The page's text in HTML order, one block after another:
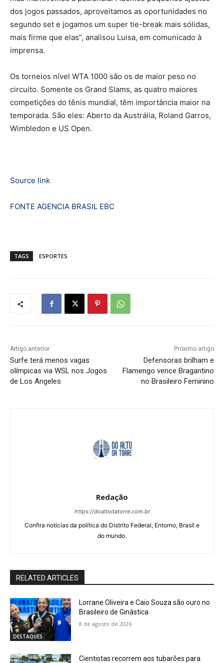
dos jogos passados, aproveitamos as oportunidades no
segundo set e jogamos um super tie-break mais sólidas,
mais firme que elas”, analisou Luisa, em comunicado à
imprensa.
Os torneios nível WTA 1000 são os de maior peso no
circuito. Somente os Grand Slams, as quatro maiores
competições do tênis mundial, têm importância maior na
temporada. São eles: Aberto da Austrália, Roland Garros,
Wimbledon e US Open.
Source link
FONTE AGENCIA BRASIL EBC
TAGS ESPORTES
Artigo anterior
Surfe terá menos vagas
olímpicas via WSL nos Jogos
de Los Angeles
Próximo artigo
Defensoras brilham e
Flamengo vence Bragantino
no Brasileiro Feminino
Redação
https://doaltodatorre.com.br
Confira notícias da política do Distrito Federal, Entorno, Brasíl e
do mundo.
RELATED ARTICLES
DESTAQUES
Lorrane Oliveira e Caio Souza são ouro no
Brasileiro de Ginástica
8 de agosto de 2026
Cientistas recorrem aos tubarões para